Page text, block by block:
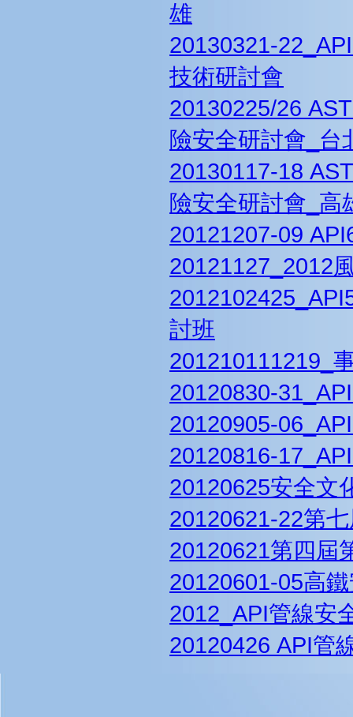
雄
20130321-
技術研討會
20130225/26
險安全研討會_台
20130117-18
險安全研討會_高
20121207-09
20121127_2012
討班
201210111219_
20120830-
20120905-
20120816-
20120625安全文
20120621-22第
20120621第四屆
20120601-05高
2012_API管線安
20120426 API管